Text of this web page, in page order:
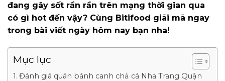
đang gây sốt rần rần trên mạng thời gian qua
có gì hot đến vậy? Cùng Bitifood giãi mã ngay
trong bài viết ngày hôm nay bạn nha!
Mục lục
Đánh giá quán bánh canh chả cá Nha Trang Quận